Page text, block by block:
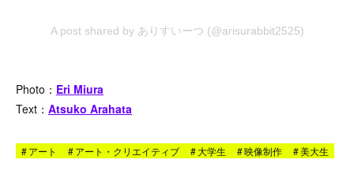
A post shared by ありすいーつ (@arisurabbit2525)
Photo： Eri Miura
Text： Atsuko Arahata
#アート #アート・クリエイティブ #大学生 #映像制作 #美大生